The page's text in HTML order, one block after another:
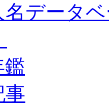
名データ
鑑
事